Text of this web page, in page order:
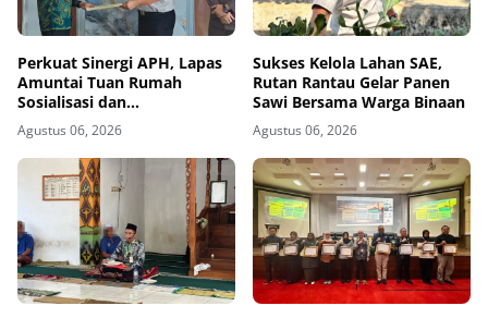
Perkuat Sinergi APH, Lapas
Amuntai Tuan Rumah
Sosialisasi dan
Penandatanganan MoU
Sidang Banding
Agustus 06, 2026
Sukses Kelola Lahan SAE,
Rutan Rantau Gelar Panen
Sawi Bersama Warga Binaan
Agustus 06, 2026